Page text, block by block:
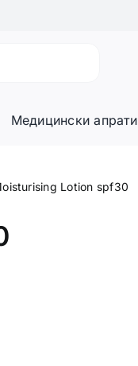
Медицински апрати
Lotion spf30